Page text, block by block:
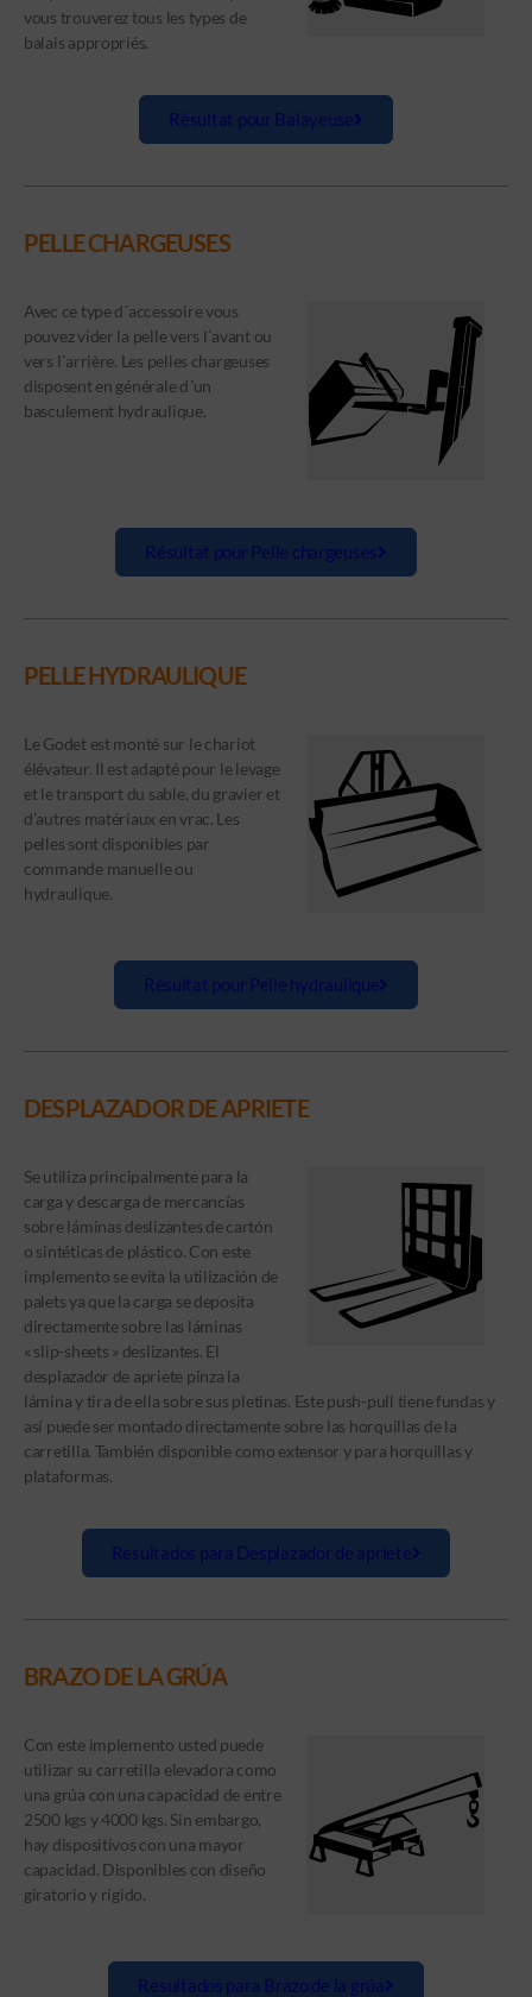
vous trouverez tous les types de
balais appropriés.
Résultat pour Balayeuse
PELLE CHARGEUSES
Avec ce type d´accessoire vous
pouvez vider la pelle vers l´avant ou
vers l´arrière. Les pelles chargeuses
disposent en générale d´un
basculement hydraulique.
Résultat pour Pelle chargeuses
PELLE HYDRAULIQUE
Le Godet est monté sur le chariot
élévateur. Il est adapté pour le levage
et le transport du sable, du gravier et
d’autres matériaux en vrac. Les
pelles sont disponibles par
commande manuelle ou
hydraulique.
Résultat pour Pelle hydraulique
DESPLAZADOR DE APRIETE
Se utiliza principalmente para la
carga y descarga de mercancí­as
sobre láminas deslizantes de cartón
o sintéticas de plástico. Con este
implemento se evita la utilización de
palets ya que la carga se deposita
directamente sobre las láminas
« slip-sheets » deslizantes. El
desplazador de apriete pinza la
lámina y tira de ella sobre sus pletinas. Este push-pull tiene fundas y
así puede ser montado directamente sobre las horquillas de la
carretilla. También disponible como extensor y para horquillas y
plataformas.
Resultados para Desplazador de apriete
BRAZO DE LA GRÚA
Con este implemento usted puede
utilizar su carretilla elevadora como
una grúa con una capacidad de entre
2500 kgs y 4000 kgs. Sin embargo,
hay dispositivos con una mayor
capacidad. Disponibles con diseño
giratorio y rígido.
Resultados para Brazo de la grúa